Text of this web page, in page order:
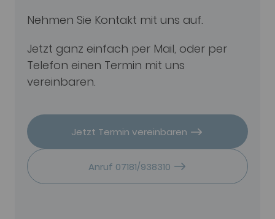
Nehmen Sie Kontakt mit uns auf.
Jetzt ganz einfach per Mail, oder per
Telefon einen Termin mit uns
vereinbaren.
Jetzt Termin vereinbaren
Anruf 07181/938310